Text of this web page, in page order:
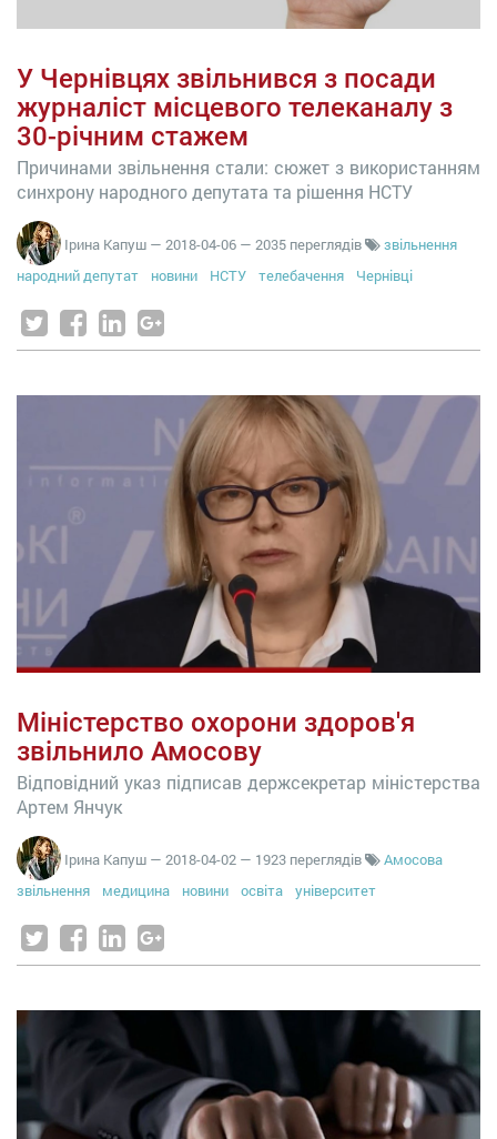
У Чернівцях звільнився з посади
журналіст місцевого телеканалу з
30-річним стажем
Причинами звільнення стали: сюжет з використанням
синхрону народного депутата та рішення НСТУ
Ірина Капуш — 2018-04-06 — 2035 переглядів
звільнення
народний депутат
новини НСТУ телебачення Чернівці
Міністерство охорони здоров'я
звільнило Амосову
Відповідний указ підписав держсекретар міністерства
Артем Янчук
Ірина Капуш — 2018-04-02 — 1923 переглядів
Амосова
звільнення
медицина новини освіта університет